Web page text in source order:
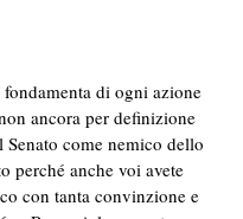
di ogni azione
ancora per definizione
Senato comenemico dello
perché anche voi avete
con tanta convinzione e